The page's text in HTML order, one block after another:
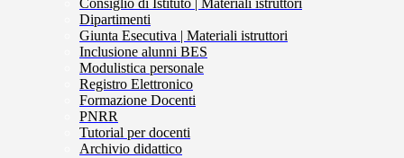
Consiglio di Istituto | Materiali istruttori
Dipartimenti
Giunta Esecutiva | Materiali istruttori
Inclusione alunni BES
Modulistica personale
Registro Elettronico
Formazione Docenti
PNRR
Tutorial per docenti
Archivio didattico